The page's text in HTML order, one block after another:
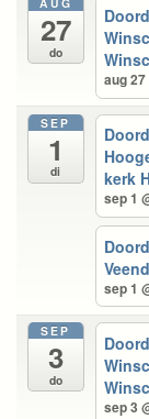
27
do
aug
SEP
1
di
kerk
sep 1
sep 1
SEP
3
do
sep 3